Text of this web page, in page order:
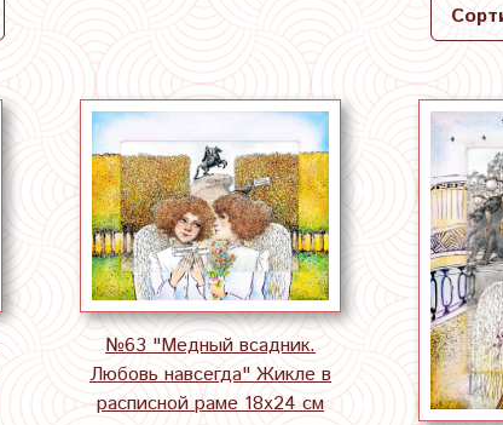
№63 "Медный всадник.
Любовь навсегда" Жикле в
расписной раме 18х24 см